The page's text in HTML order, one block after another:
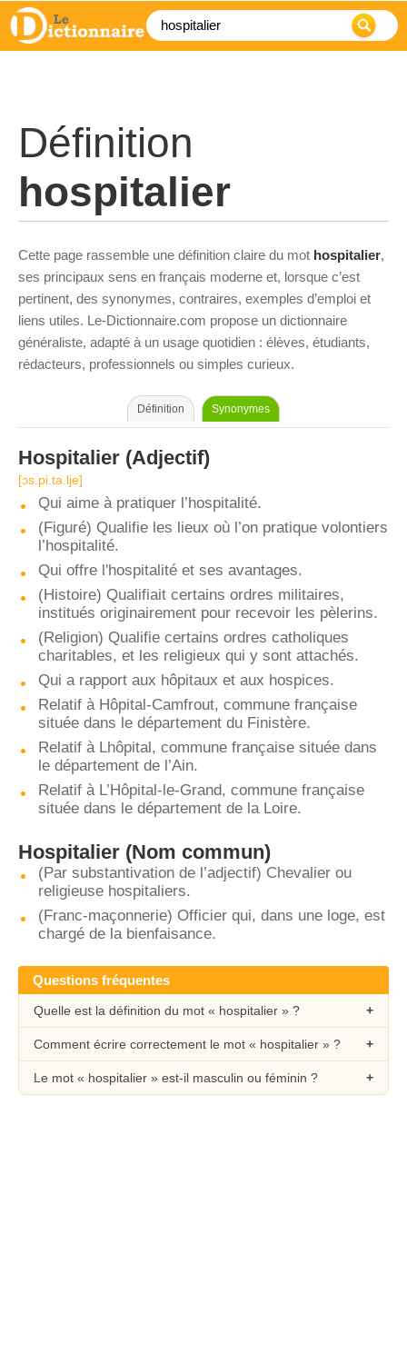
Définition
hospitalier
Cette page rassemble une définition claire du mot hospitalier,
ses principaux sens en français moderne et, lorsque c’est
pertinent, des synonymes, contraires, exemples d’emploi et
liens utiles. Le-Dictionnaire.com propose un dictionnaire
généraliste, adapté à un usage quotidien : élèves, étudiants,
rédacteurs, professionnels ou simples curieux.
Définition Synonymes
Hospitalier (Adjectif)
[ɔs.pi.ta.lje]
Qui aime à pratiquer l’hospitalité.
(Figuré) Qualifie les lieux où l’on pratique volontiers
l’hospitalité.
Qui offre l'hospitalité et ses avantages.
(Histoire) Qualifiait certains ordres militaires,
institués originairement pour recevoir les pèlerins.
(Religion) Qualifie certains ordres catholiques
charitables, et les religieux qui y sont attachés.
Qui a rapport aux hôpitaux et aux hospices.
Relatif à Hôpital-Camfrout, commune française
située dans le département du Finistère.
Relatif à Lhôpital, commune française située dans
le département de l’Ain.
Relatif à L’Hôpital-le-Grand, commune française
située dans le département de la Loire.
Hospitalier (Nom commun)
(Par substantivation de l’adjectif) Chevalier ou
religieuse hospitaliers.
(Franc-maçonnerie) Officier qui, dans une loge, est
chargé de la bienfaisance.
Questions fréquentes
Quelle est la définition du mot « hospitalier » ?
Comment écrire correctement le mot « hospitalier » ?
Le mot « hospitalier » est-il masculin ou féminin ?